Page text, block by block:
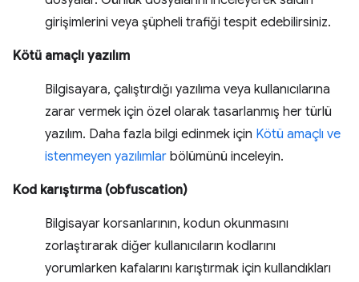
girişimlerini veya şüpheli trafiği tespit edebilirsiniz.
Kötü amaçlı yazılım
Bilgisayara, çalıştırdığı yazılıma veya kullanıcılarına
zarar vermek için özel olarak tasarlanmış her türlü
yazılım. Daha fazla bilgi edinmek için Kötü amaçlı ve
istenmeyen yazılımlar bölümünü inceleyin.
Kod karıştırma (obfuscation)
Bilgisayar korsanlarının, kodun okunmasını
zorlaştırarak diğer kullanıcıların kodlarını
yorumlarken kafalarını karıştırmak için kullandıkları